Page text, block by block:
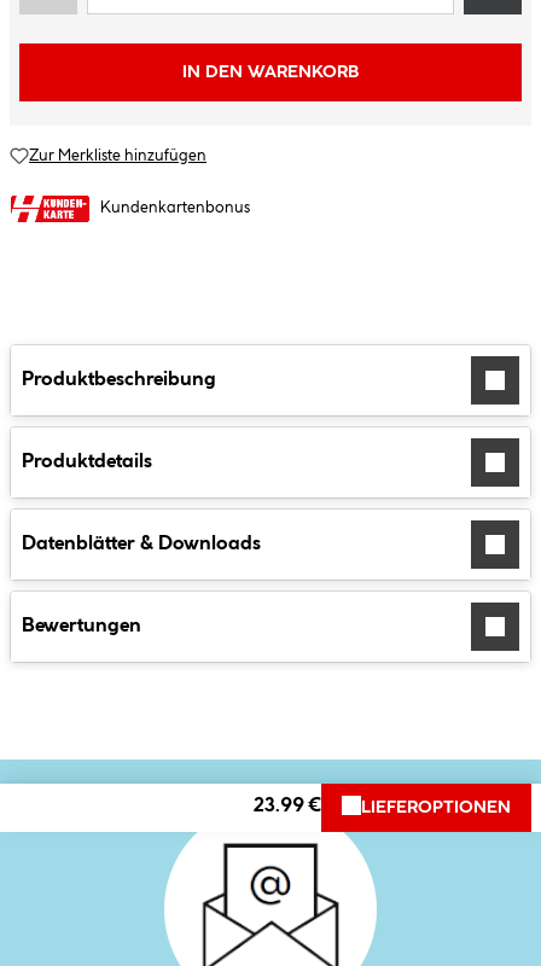
IN DEN WARENKORB
Zur Merkliste hinzufügen
Kundenkartenbonus
Produktbeschreibung
Produktdetails
Datenblätter & Downloads
Bewertungen
23.99 € LIEFEROPTIONEN